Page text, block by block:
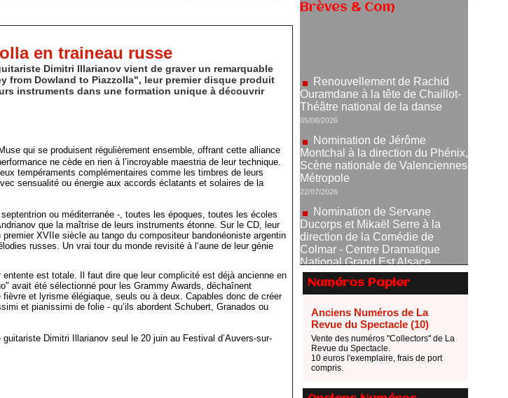
en traineau russe
Dimitri Illarianov vient de graver un remarquable
from Dowland to Piazzolla", leur premier disque produit
instruments dans une formation unique à découvrir
qui se produisent régulièrement ensemble, offrant cette alliance
ne cède en rien à l’incroyable maestria de leur technique.
tempéraments complémentaires comme les timbres de leurs
sensualité ou énergie aux accords éclatants et solaires de la
ou méditerranée -, toutes les époques, toutes les écoles
que la maîtrise de leurs instruments étonne. Sur le CD, leur
XVIIe siècle au tango du compositeur bandonéoniste argentin
russes. Un vrai tour du monde revisité à l‘aune de leur génie
est totale. Il faut dire que leur complicité est déjà ancienne en
avait été sélectionné pour les Grammy Awards, déchaînent
et lyrisme élégiaque, seuls ou à deux. Capables donc de créer
et pianissimi de folie - qu’ils abordent Schubert, Granados ou
Dimitri Illarianov seul le 20 juin au Festival d’Auvers-sur-
Brèves & Com
05/08/2026
Nomination de Jérôme
Montchal à la direction du Phénix,
Scène nationale de Valenciennes
Métropole
22/07/2026
Nomination de Servane
Ducorps et Mikaël Serre à la
direction de la Comédie de
Colmar - Centre Dramatique
National Grand Est Alsace
07/07/2026
Thomas Jolly et Laëtitia
Guédon nommés à la direction du
TNP
Fonds SACD Théâtre : les
lauréats 2026
23/06/2026
Dispositif ARTCENA Écrire
pour le cirque, les lauréats 2026 !
Numéros Papier
Anciens Numéros de La
Revue du Spectacle (10)
Vente des numéros "Collectors" de La
Revue du Spectacle.
10 euros l'exemplaire, frais de port
compris.